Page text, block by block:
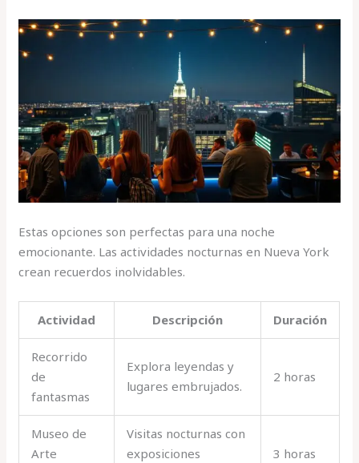
Estas opciones son perfectas para una noche
emocionante. Las actividades nocturnas en Nueva York
crean recuerdos inolvidables.
Actividad Descripción Duración
Recorrido
de
fantasmas
Explora leyendas y
lugares embrujados.
2 horas
Museo de
Arte
Visitas nocturnas con
exposiciones
3 horas